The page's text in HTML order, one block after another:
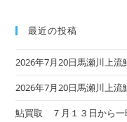
最近の投稿
2026年7月20日馬瀬川上流
2026年7月20日馬瀬川上流
鮎買取 ７月１３日から一